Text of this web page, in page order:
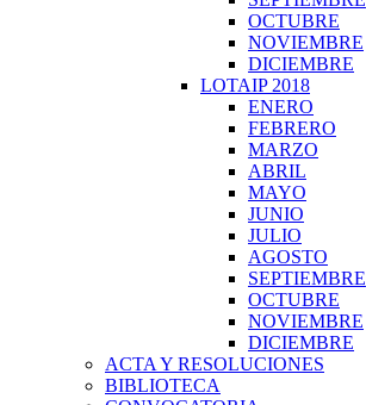
OCTUBRE
NOVIEMBRE
DICIEMBRE
LOTAIP 2018
ENERO
FEBRERO
MARZO
ABRIL
MAYO
JUNIO
JULIO
AGOSTO
SEPTIEMBRE
OCTUBRE
NOVIEMBRE
DICIEMBRE
ACTA Y RESOLUCIONES
BIBLIOTECA